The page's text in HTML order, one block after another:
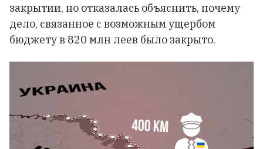
закрытии, но отказалась объяснить, почему
дело, связанное с возможным ущербом
бюджету в 820 млн леев было закрыто.